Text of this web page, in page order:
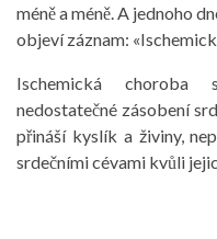
méně a méně. A jednoho
objeví záznam:
Ischemická choroba
nedostatečné zásobení
přináší kyslík a živiny,
srdečními cévami kvůli